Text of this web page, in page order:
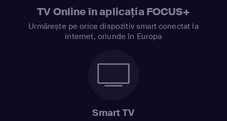
TV Online în aplicația FOCUS+
Urmărește pe orice dispozitiv smart conectat la
internet, oriunde în Europa
Smart TV